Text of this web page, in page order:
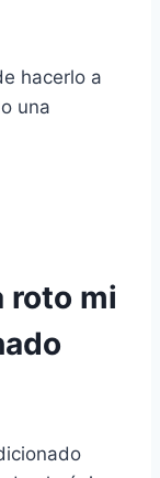
hacerlo a
una
roto mi